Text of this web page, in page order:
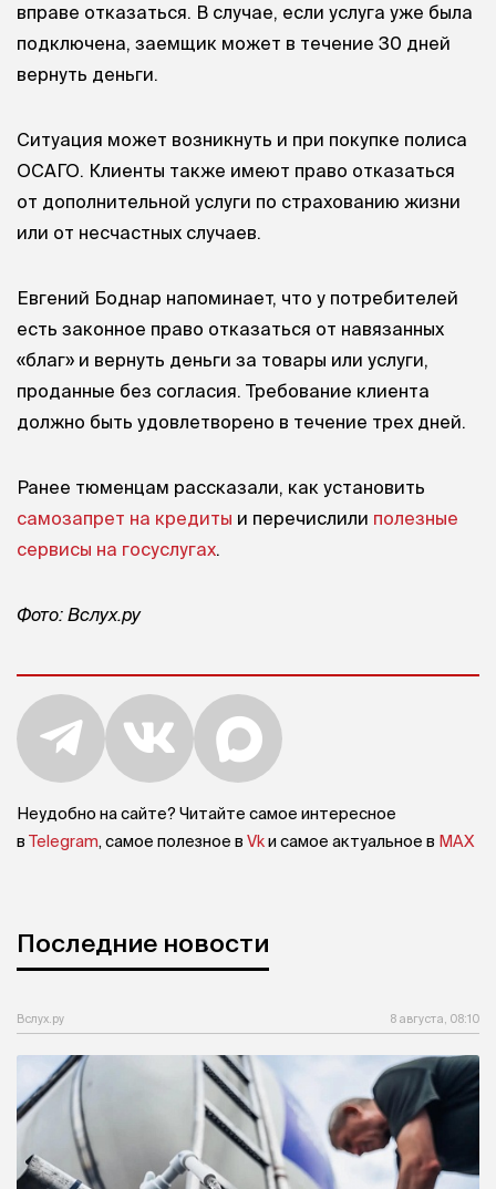
вправе отказаться. В случае, если услуга уже была
подключена, заемщик может в течение 30 дней
вернуть деньги.
Ситуация может возникнуть и при покупке полиса
ОСАГО. Клиенты также имеют право отказаться
от дополнительной услуги по страхованию жизни
или от несчастных случаев.
Евгений Боднар напоминает, что у потребителей
есть законное право отказаться от навязанных
«благ» и вернуть деньги за товары или услуги,
проданные без согласия. Требование клиента
должно быть удовлетворено в течение трех дней.
Ранее тюменцам рассказали, как установить
самозапрет на кредиты и перечислили полезные
сервисы на госуслугах.
Фото: Вслух.ру
Неудобно на сайте? Читайте самое интересное
в Telegram, самое полезное в Vkи самое актуальное в MAX
Последние новости
Вслух.ру 8 августа, 08:10